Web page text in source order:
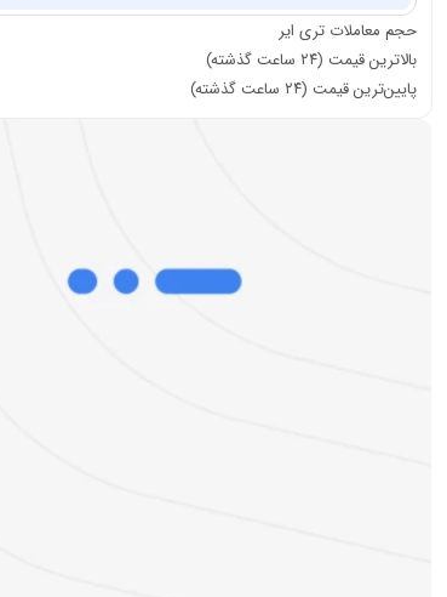
حجم معاملات تری ایر
بالاترین قیمت (۲۴ ساعت گذشته)
پایین‌ترین قیمت (۲۴ ساعت گذشته)